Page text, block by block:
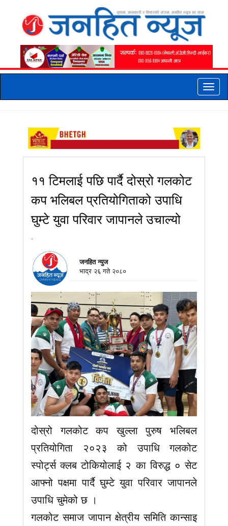
Toggle
११ टिमलाई पछि पार्दै दोस्रो गलकोट
कप भलिबल प्रतियोगिताको उपाधि
घुम्टे युवा परिवार जापानले उचाल्यो
-
जनहित न्युज
भाद्र २६ गते २०८०
दोस्रो गलकोट कप खुल्ला पुरुष भलिबल
प्रतियोगिता २०२३ को उपाधि गलकोट
स्पोर्ट्स क्लब टोकियोलाई २ का विरुद्ध ० सेट
आफ्नो पक्षमा पार्दै घुम्टे युवा परिवार जापानले
उपाधि चुमेको छ ।
गलकोट समाज जापान क्षेत्रीय समिति कान्साइ